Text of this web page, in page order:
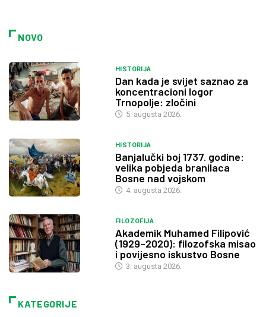
NOVO
HISTORIJA
Dan kada je svijet saznao za
koncentracioni logor
Trnopolje: zločini
5. augusta 2026.
HISTORIJA
Banjalučki boj 1737. godine:
velika pobjeda branilaca
Bosne nad vojskom
4. augusta 2026.
FILOZOFIJA
Akademik Muhamed Filipović
(1929–2020): filozofska misao
i povijesno iskustvo Bosne
3. augusta 2026.
KATEGORIJE